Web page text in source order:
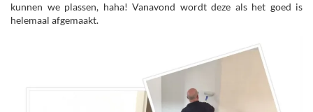
kunnen we plassen, haha! Vanavond wordt deze als het goed is
helemaal afgemaakt.